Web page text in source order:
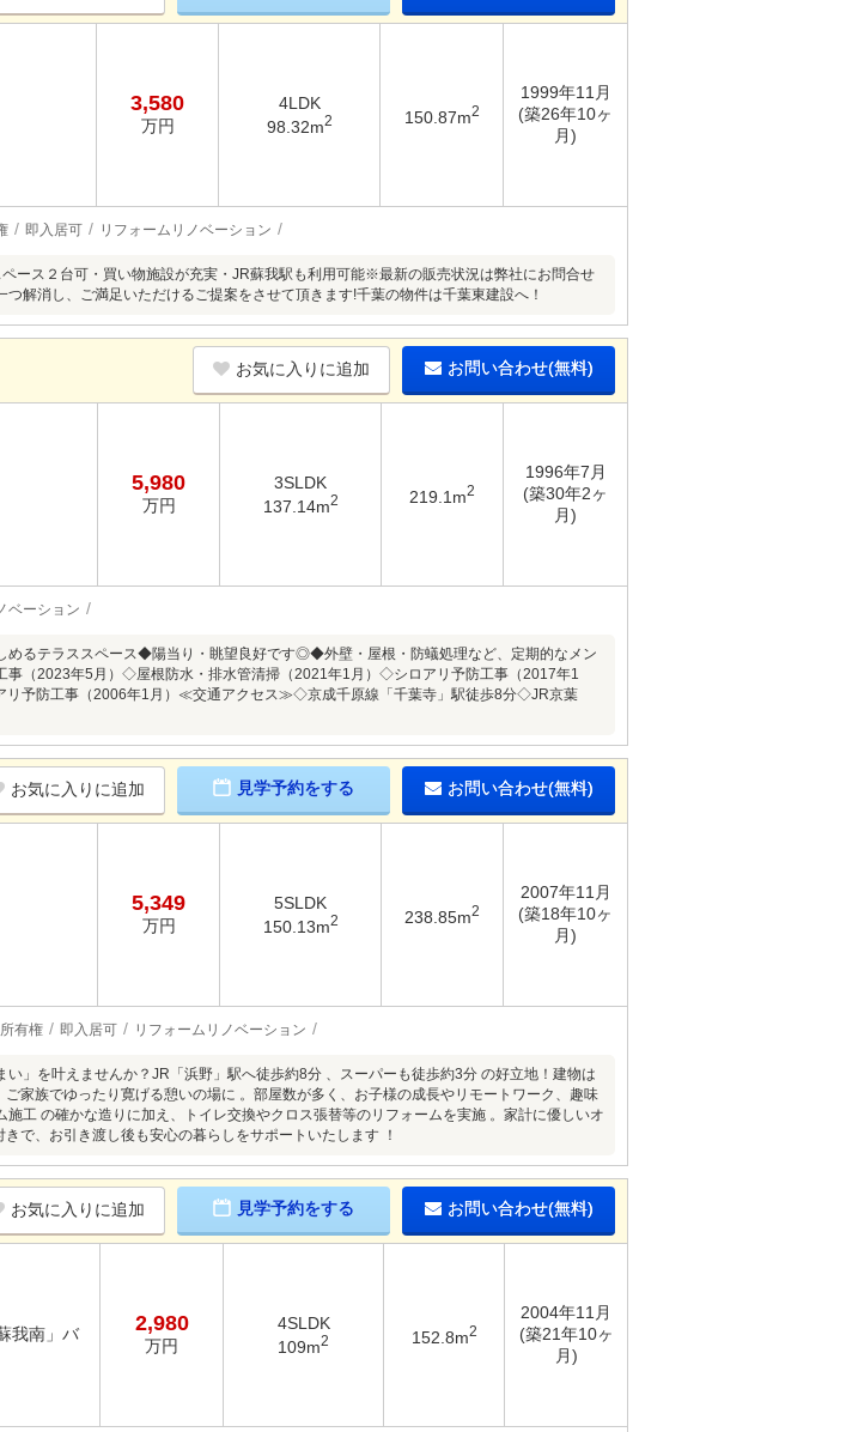
3,580
万円
4LDK
98.32m2 150.87m2
1999年11月
(築26年10ヶ
月)
即入居可 リフォームリノベーション
ース２台可・買い物施設が充実・JR蘇我駅も利用可能※最新の販売状況は弊社にお問合せ
解消し、ご満足いただけるご提案をさせて頂きます!千葉の物件は千葉東建設へ！
お気に入りに追加 お問い合わせ(無料)
5,980
万円
3SLDK
137.14m2 219.1m2
1996年7月
(築30年2ヶ
月)
ベーション
るテラススペース◆陽当り・眺望良好です◎◆外壁・屋根・防蟻処理など、定期的なメン
（2023年5月）◇屋根防水・排水管清掃（2021年1月）◇シロアリ予防工事（2017年1
予防工事（2006年1月）≪交通アクセス≫◇京成千原線「千葉寺」駅徒歩8分◇JR京葉
お気に入りに追加 見学予約をする お問い合わせ(無料)
5,349
万円
5SLDK
150.13m2 238.85m2
2007年11月
(築18年10ヶ
月)
所有権 即入居可 リフォームリノベーション
い」を叶えませんか？JR「浜野」駅へ徒歩約8分 、スーパーも徒歩約3分 の好立地！建物は
家族でゆったり寛げる憩いの場に 。部屋数が多く、お子様の成長やリモートワーク、趣味
工 の確かな造りに加え、トイレ交換やクロス張替等のリフォームを実施 。家計に優しいオ
で、お引き渡し後も安心の暮らしをサポートいたします ！
お気に入りに追加 見学予約をする お問い合わせ(無料)
我南」バ
2,980
万円
4SLDK
109m2 152.8m2
2004年11月
(築21年10ヶ
月)